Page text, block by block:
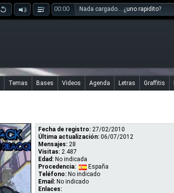
00:00 Nada cargado... ¿uno rapidito?
Temas Bases Videos Agenda Letras Graffitis
Fecha de registro: 27/02/2010
Última actualización: 06/07/2012
Mensajes: 28
Visitas: 2.487
Edad: No indicada
Procedencia:
España
Teléfono: No indicado
Email: No indicado
Enlaces: